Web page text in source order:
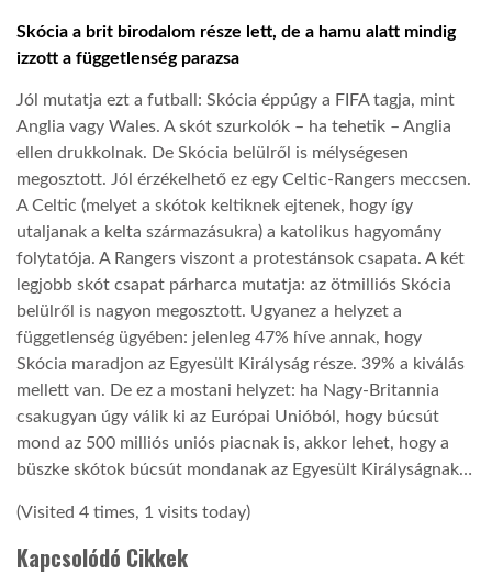
Skócia a brit birodalom része lett, de a hamu alatt mindig
izzott a függetlenség parazsa
Jól mutatja ezt a futball: Skócia éppúgy a FIFA tagja, mint
Anglia vagy Wales. A skót szurkolók – ha tehetik – Anglia
ellen drukkolnak. De Skócia belülről is mélységesen
megosztott. Jól érzékelhető ez egy Celtic-Rangers meccsen.
A Celtic (melyet a skótok keltiknek ejtenek, hogy így
utaljanak a kelta származásukra) a katolikus hagyomány
folytatója. A Rangers viszont a protestánsok csapata. A két
legjobb skót csapat párharca mutatja: az ötmilliós Skócia
belülről is nagyon megosztott. Ugyanez a helyzet a
függetlenség ügyében: jelenleg 47% híve annak, hogy
Skócia maradjon az Egyesült Királyság része. 39% a kiválás
mellett van. De ez a mostani helyzet: ha Nagy-Britannia
csakugyan úgy válik ki az Európai Unióból, hogy búcsút
mond az 500 milliós uniós piacnak is, akkor lehet, hogy a
büszke skótok búcsút mondanak az Egyesült Királyságnak…
(Visited 4 times, 1 visits today)
Kapcsolódó Cikkek